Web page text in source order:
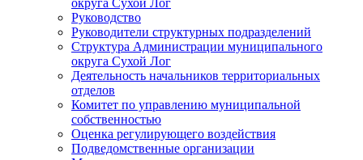
округа Сухой Лог
Руководство
Руководители структурных подразделений
Структура Администрации муниципального
округа Сухой Лог
Деятельность начальников территориальных
отделов
Комитет по управлению муниципальной
собственностью
Оценка регулирующего воздействия
Подведомственные организации